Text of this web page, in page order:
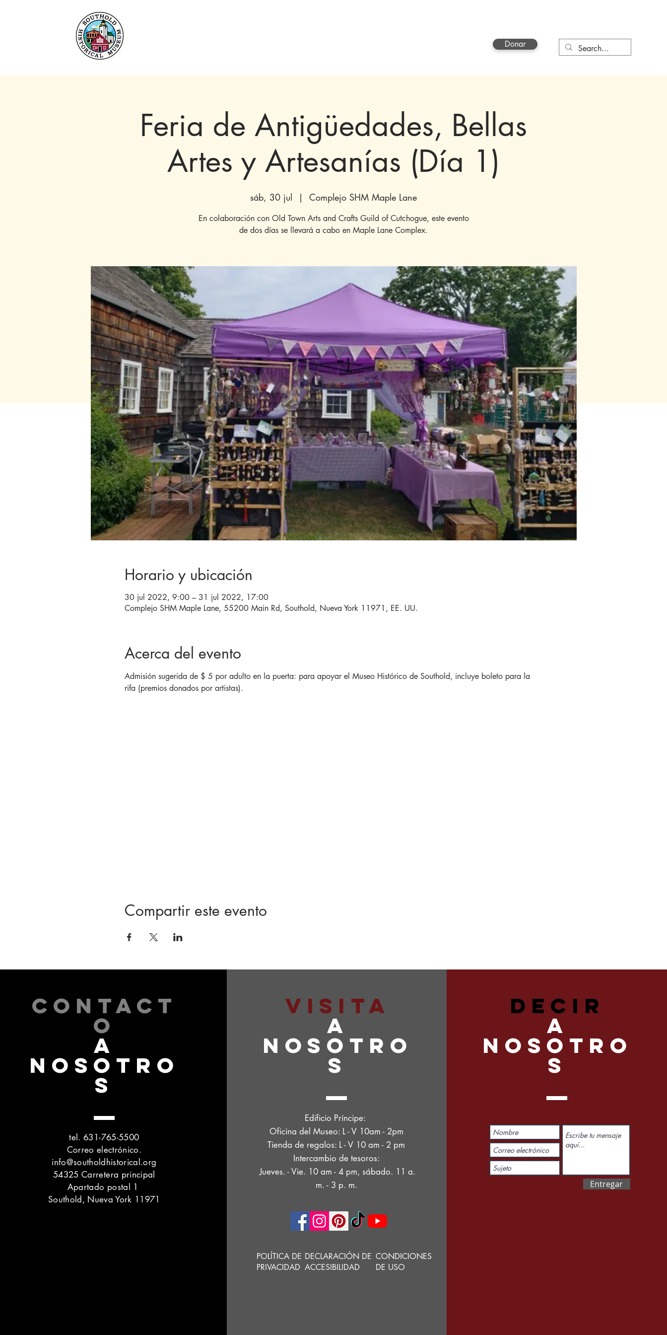
Donar
Feria de Antigüedades, Bellas
Artes y Artesanías (Día 1)
sáb, 30 jul
  |
Complejo SHM Maple Lane
En colaboración con Old Town Arts and Crafts Guild of Cutchogue, este evento
de dos días se llevará a cabo en Maple Lane Complex.
Horario y ubicación
30 jul 2022, 9:00 – 31 jul 2022, 17:00
Complejo SHM Maple Lane, 55200 Main Rd, Southold, Nueva York 11971, EE. UU.
Acerca del evento
Admisión sugerida de $ 5 por adulto en la puerta: para apoyar el Museo Histórico de Southold, incluye boleto para la
rifa (premios donados por artistas).
Compartir este evento
CONTACT
O
A
NOSOTRO
S
tel. 631-765-5500
Correo electrónico.
info@southoldhistorical.org
54325 Carretera principal
Apartado postal 1
Southold, Nueva York 11971
VISITA
A
NOSOTRO
S
Edificio Príncipe:
Oficina del Museo: L - V 10am - 2pm
Tienda de regalos: L - V 10 am - 2 pm
Intercambio de tesoros:
Jueves. - Vie. 10 am - 4 pm, sábado. 11 a.
m. - 3 p. m.
POLÍTICA DE
PRIVACIDAD
DECLARACIÓN DE
ACCESIBILIDAD
CONDICIONES
DE USO
DECIR
A
NOSOTRO
S
Entregar